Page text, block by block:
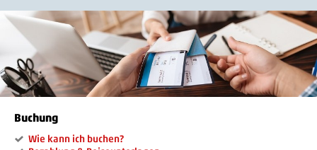
Buchung
Wie kann ich buchen?